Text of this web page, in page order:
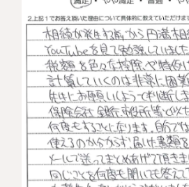
料金表
選ばれる理由
よくある質問
お客様の声
私たちについて